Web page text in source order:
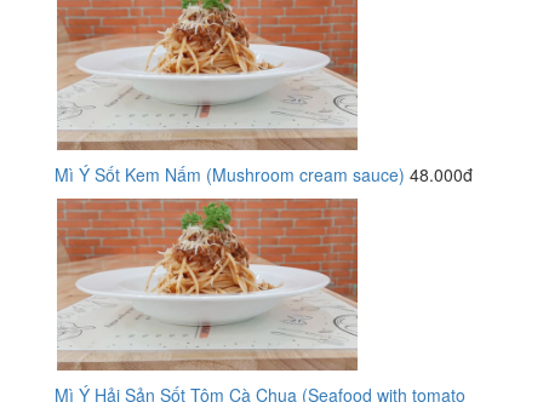
Mì Ý Sốt Kem Nấm (Mushroom cream sauce) 48.000đ
Mì Ý Hải Sản Sốt Tôm Cà Chua (Seafood with tomato